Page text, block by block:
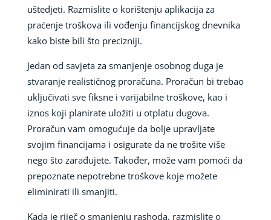
uštedjeti. Razmislite o korištenju aplikacija za
praćenje troškova ili vođenju financijskog dnevnika
kako biste bili što precizniji.
Jedan od savjeta za smanjenje osobnog duga je
stvaranje realističnog proračuna. Proračun bi trebao
uključivati sve fiksne i varijabilne troškove, kao i
iznos koji planirate uložiti u otplatu dugova.
Proračun vam omogućuje da bolje upravljate
svojim financijama i osigurate da ne trošite više
nego što zarađujete. Također, može vam pomoći da
prepoznate nepotrebne troškove koje možete
eliminirati ili smanjiti.
Kada je riječ o smanjenju rashoda, razmislite o